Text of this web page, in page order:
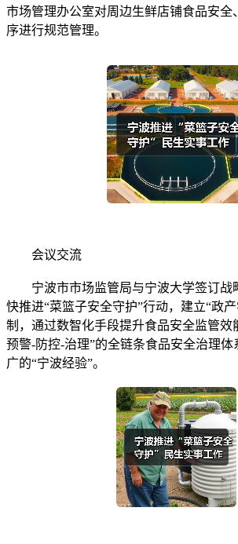
市场管理办公室对周边生鲜店铺食品安全
序进行规范管理。
会议交流
宁波市市场监管局与宁波大学签订战
快推进“菜篮子安全守护”行动，建立“政
制，通过数智化手段提升食品安全监管效
预警-防控-治理”的全链条食品安全治理体
广的“宁波经验”。